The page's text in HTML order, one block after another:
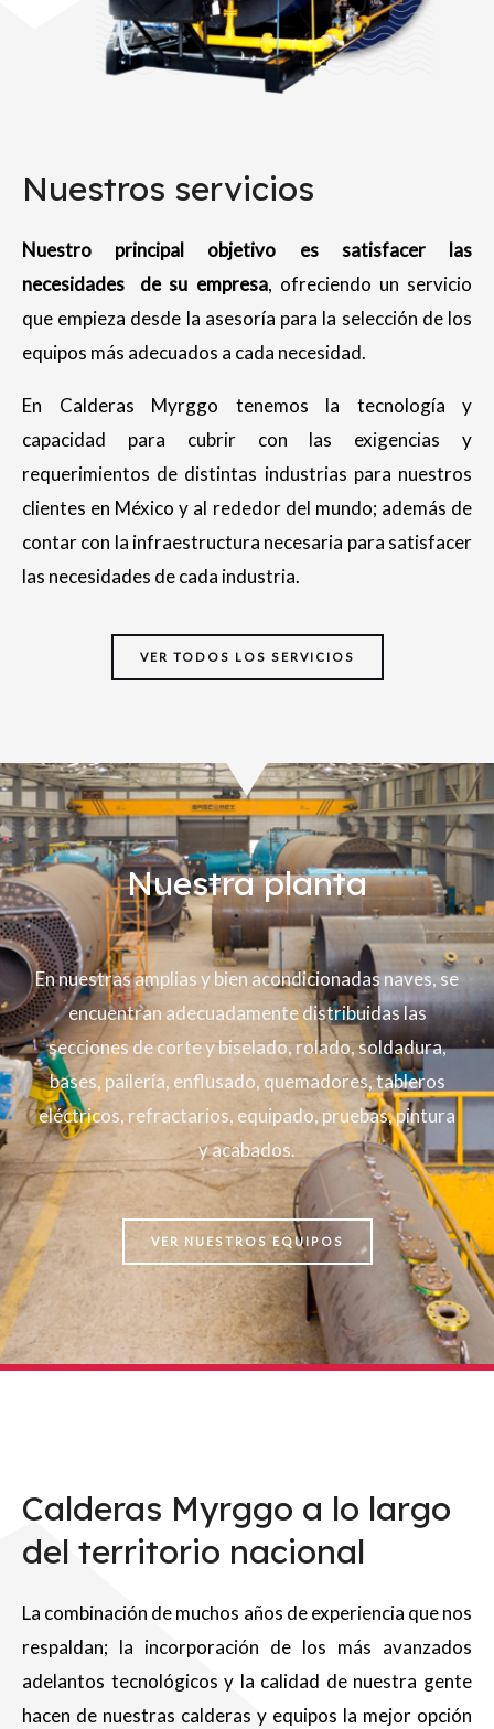
Nuestros servicios
Nuestro principal objetivo es satisfacer las
necesidades de su empresa, ofreciendo un servicio
que empieza desde la asesoría para la selección de los
equipos más adecuados a cada necesidad.
En Calderas Myrggo tenemos la tecnología y
capacidad para cubrir con las exigencias y
requerimientos de distintas industrias para nuestros
clientes en México y al rededor del mundo; además de
contar con la infraestructura necesaria para satisfacer
las necesidades de cada industria.
VER TODOS LOS SERVICIOS
Nuestra planta
En nuestras amplias y bien acondicionadas naves, se
encuentran adecuadamente distribuidas las
secciones de corte y biselado, rolado, soldadura,
bases, pailería, enflusado, quemadores, tableros
eléctricos, refractarios, equipado, pruebas, pintura
y acabados.
VER NUESTROS EQUIPOS
Calderas Myrggo a lo largo
del territorio nacional
La combinación de muchos años de experiencia que nos
respaldan; la incorporación de los más avanzados
adelantos tecnológicos y la calidad de nuestra gente
hacen de nuestras calderas y equipos la mejor opción